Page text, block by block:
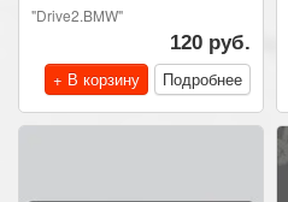
"Drive2.BMW"
120 руб.
+ В корзину
Подробнее